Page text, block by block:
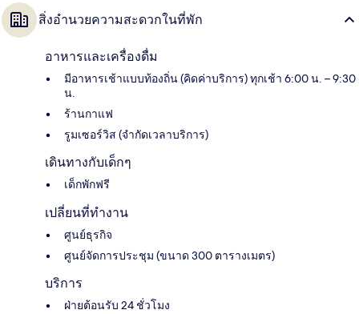
สิ่งอำนวยความสะดวกในที่พัก
อาหารและเครื่องดื่ม
มีอาหารเช้าแบบท้องถิ่น (คิดค่าบริการ) ทุกเช้า 6:00 น. – 9:30
น.
ร้านกาแฟ
รูมเซอร์วิส (จำกัดเวลาบริการ)
เดินทางกับเด็กๆ
เด็กพักฟรี
เปลี่ยนที่ทำงาน
ศูนย์ธุรกิจ
ศูนย์จัดการประชุม (ขนาด 300 ตารางเมตร)
บริการ
ฝ่ายต้อนรับ 24 ชั่วโมง